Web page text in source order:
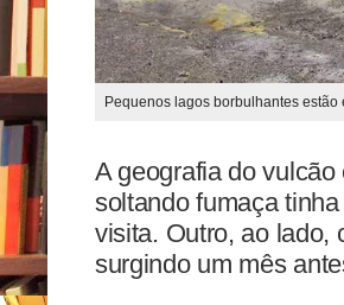
Pequenos lagos borbulhantes
A geografia do
soltando fumaça
visita. Outro, ao lado,
surgindo um mês